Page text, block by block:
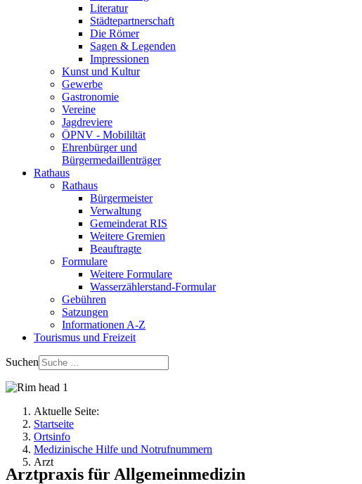
Literatur
Städtepartnerschaft
Die Römer
Sagen & Legenden
Impressionen
Kunst und Kultur
Gewerbe
Gastronomie
Vereine
Jagdreviere
ÖPNV - Mobililtät
Ehrenbürger und
Bürgermedaillenträger
Rathaus
Rathaus
Bürgermeister
Verwaltung
Gemeinderat RIS
Weitere Gremien
Beauftragte
Formulare
Weitere Formulare
Wasserzählerstand-Formular
Gebühren
Satzungen
Informationen A-Z
Tourismus und Freizeit
Suchen
Aktuelle Seite:
Startseite
Ortsinfo
Medizinische Hilfe und Notrufnummern
Arzt
Arztpraxis für Allgemeinmedizin